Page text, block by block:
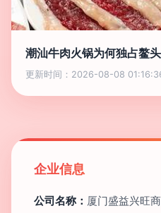
潮汕牛肉火锅为何独占鳌
更新时间：2026-08-08
企业信息
公司名称： 厦门盛益兴旺